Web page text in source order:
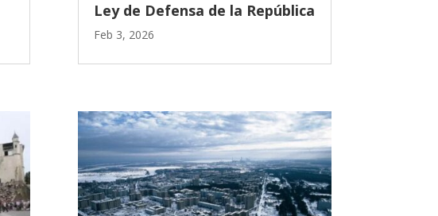
Ley de Defensa de la República
Feb 3, 2026